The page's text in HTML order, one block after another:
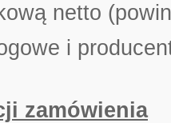
netto
i
zamówienia